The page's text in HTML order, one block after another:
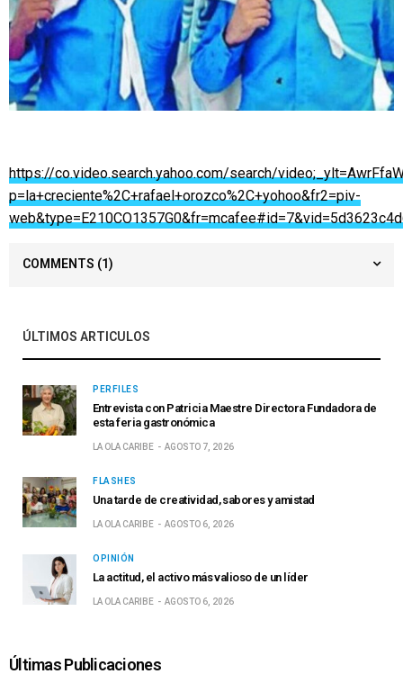
https://co.video.search.yahoo.com/search/
p=la+creciente%2C+rafael+orozco%2C+yohoo&fr2=piv-
COMMENTS (1)
ÚLTIMOS ARTICULOS
PERFILES
Entrevista con Patricia Maestre Directora Fundadora de
esta feria gastronómica
LA OLA CARIBE AGOSTO 7, 2026
FLASHES
Una tarde de creatividad, sabores y amistad
LA OLA CARIBE AGOSTO 6, 2026
OPINIÓN
La actitud, el activo más valioso de un líder
LA OLA CARIBE AGOSTO 6, 2026
Últimas Publicaciones